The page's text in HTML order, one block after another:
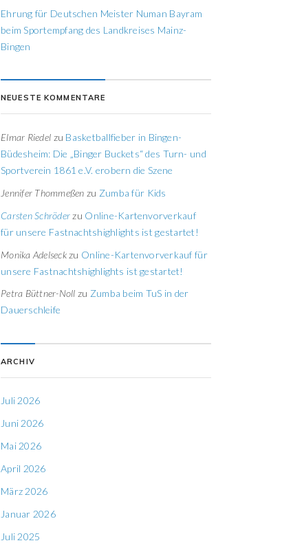
Ehrung für Deutschen Meister Numan Bayram
beim Sportempfang des Landkreises Mainz-
Bingen
NEUESTE KOMMENTARE
Elmar Riedel zu Basketballfieber in Bingen-
Büdesheim: Die „Binger Buckets“ des Turn- und
Sportverein 1861 e.V. erobern die Szene
Jennifer Thommeßen zu Zumba für Kids
Carsten Schröder zu Online-Kartenvorverkauf
für unsere Fastnachtshighlights ist gestartet!
Monika Adelseckzu Online-Kartenvorverkauf für
unsere Fastnachtshighlights ist gestartet!
Petra Büttner-Noll zu Zumba beim TuS in der
Dauerschleife
ARCHIV
Juli 2026
Juni 2026
Mai 2026
April 2026
März 2026
Januar 2026
Juli 2025